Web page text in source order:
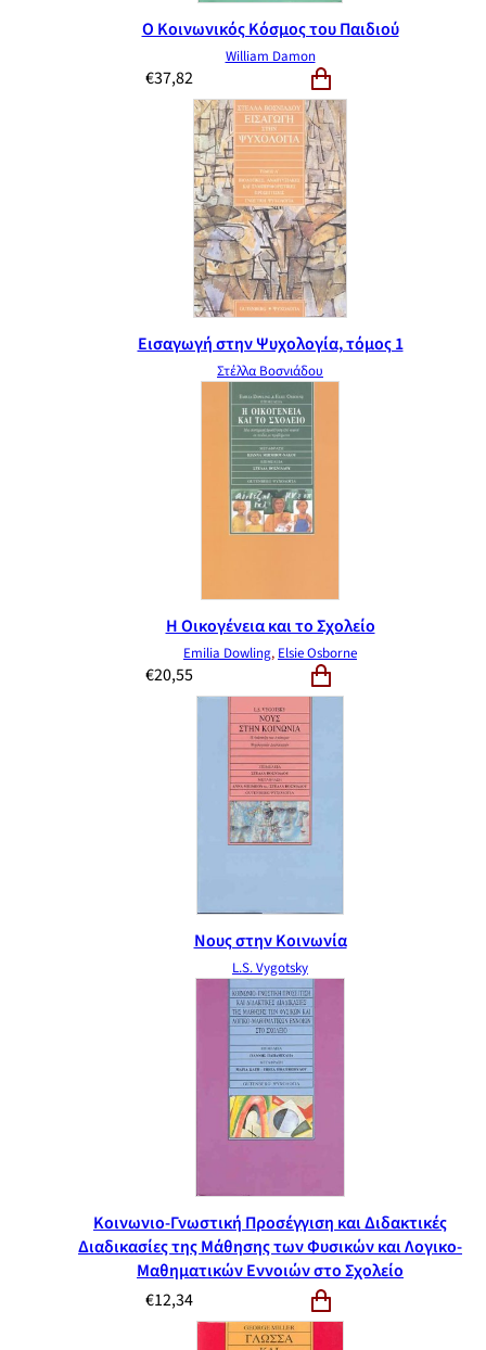
Ο Κοινωνικός Κόσμος του Παιδιού
William Damon
€37,82
Εισαγωγή στην Ψυχολογία, τόμος 1
Στέλλα Βοσνιάδου
Η Οικογένεια και το Σχολείο
Emilia Dowling, Elsie Osborne
€20,55
Νους στην Κοινωνία
L.S. Vygotsky
Κοινωνιο-Γνωστική Προσέγγιση και Διδακτικές
Διαδικασίες της Μάθησης των Φυσικών και Λογικο-
Μαθηματικών Εννοιών στο Σχολείο
€12,34